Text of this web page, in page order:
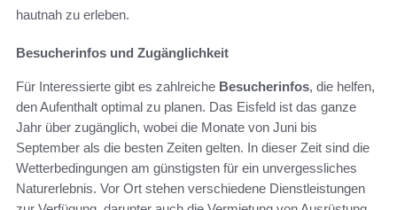
hautnah zu erleben.
Besucherinfos und Zugänglichkeit
Für Interessierte gibt es zahlreiche Besucherinfos, die helfen,
den Aufenthalt optimal zu planen. Das Eisfeld ist das ganze
Jahr über zugänglich, wobei die Monate von Juni bis
September als die besten Zeiten gelten. In dieser Zeit sind die
Wetterbedingungen am günstigsten für ein unvergessliches
Naturerlebnis. Vor Ort stehen verschiedene Dienstleistungen